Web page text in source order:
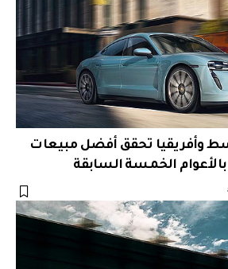
وأفريقيا تحقق أفضل مبيعات
بالأعوام الخمسة السابقة